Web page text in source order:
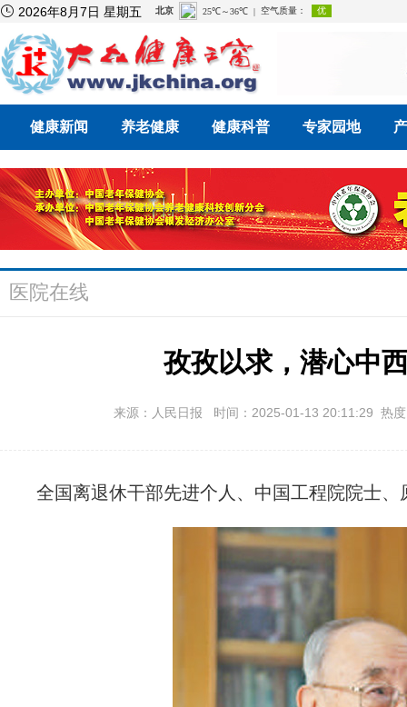
 2026年8月7日 星期五
健康新闻 养老健康 健康科普 专家园地
医院在线
孜孜以求，潜心中
来源：人民日报 时间：2025-01-13 20:11:29 热
全国离退休干部先进个人、中国工程院院士